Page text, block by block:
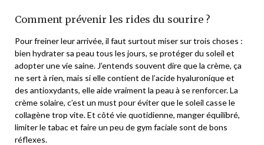
Comment prévenir les rides du sourire ?
Pour freiner leur arrivée, il faut surtout miser sur trois choses :
bien hydrater sa peau tous les jours, se protéger du soleil et
adopter une vie saine. J’entends souvent dire que la crème, ça
ne sert à rien, mais si elle contient de l’acide hyaluronique et
des antioxydants, elle aide vraiment la peau à se renforcer. La
crème solaire, c’est un must pour éviter que le soleil casse le
collagène trop vite. Et côté vie quotidienne, manger équilibré,
limiter le tabac et faire un peu de gym faciale sont de bons
réflexes.